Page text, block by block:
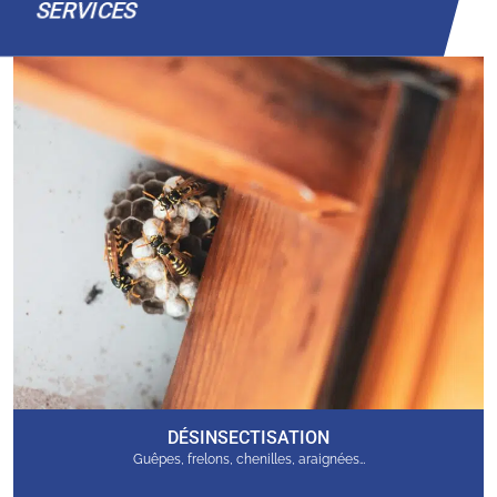
SERVICES
DÉSINSECTISATION
Guêpes, frelons, chenilles, araignées…